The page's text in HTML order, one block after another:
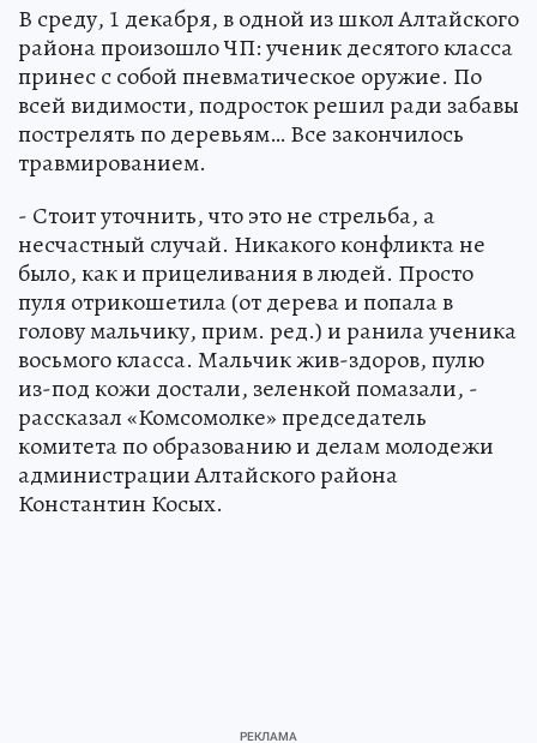
В среду, 1 декабря, в одной из школ Алтайского
района произошло ЧП: ученик десятого класса
принес с собой пневматическое оружие. По
всей видимости, подросток решил ради забавы
пострелять по деревьям… Все закончилось
травмированием.
- Стоит уточнить, что это не стрельба, а
несчастный случай. Никакого конфликта не
было, как и прицеливания в людей. Просто
пуля отрикошетила (от дерева и попала в
голову мальчику, прим. ред.) и ранила ученика
восьмого класса. Мальчик жив-здоров, пулю
из-под кожи достали, зеленкой помазали, -
рассказал «Комсомолке» председатель
комитета по образованию и делам молодежи
администрации Алтайского района
Константин Косых.